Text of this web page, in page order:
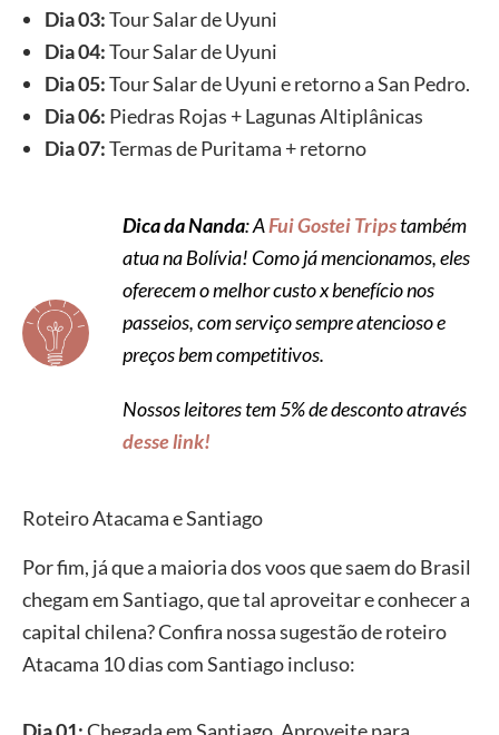
Dia 03:Tour Salar de Uyuni
Dia 04:Tour Salar de Uyuni
Dia 05:Tour Salar de Uyuni e retorno a San Pedro.
Dia 06: Piedras Rojas + Lagunas Altiplânicas
Dia 07:Termas de Puritama + retorno
Dica da Nanda: AFui Gostei Tripstambém
atua na Bolívia! Como já mencionamos, eles
oferecem o melhor custo x benefício nos
passeios, com serviço sempre atencioso e
preços bem competitivos.
Nossos leitores tem 5% de desconto através
desse link!
Roteiro Atacama e Santiago
Por fim, já que a maioria dos voos que saem do Brasil
chegam em Santiago, que tal aproveitar e conhecer a
capital chilena? Confira nossa sugestão de roteiro
Atacama 10 dias com Santiago incluso: